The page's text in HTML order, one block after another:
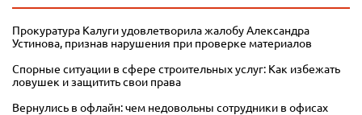
Прокуратура Калуги удовлетворила жалобу Александра
Устинова, признав нарушения при проверке материалов
Спорные ситуации в сфере строительных услуг: Как избежать
ловушек и защитить свои права
Вернулись в офлайн: чем недовольны сотрудники в офисах